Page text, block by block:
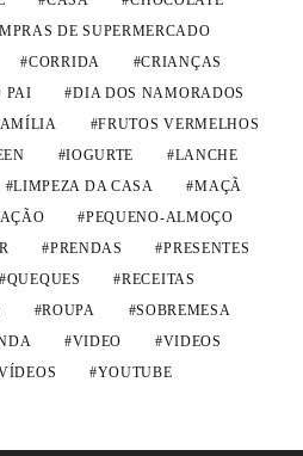
DE SUPERMERCADO
CORRIDA
CRIANÇAS
PAI
DIA DOS NAMORADOS
FRUTOS VERMELHOS
IOGURTE
LANCHE
LIMPEZA DA CASA
MAÇÃ
PEQUENO-ALMOÇO
PRENDAS
PRESENTES
QUEQUES
RECEITAS
ROUPA
SOBREMESA
VIDEO
VIDEOS
YOUTUBE